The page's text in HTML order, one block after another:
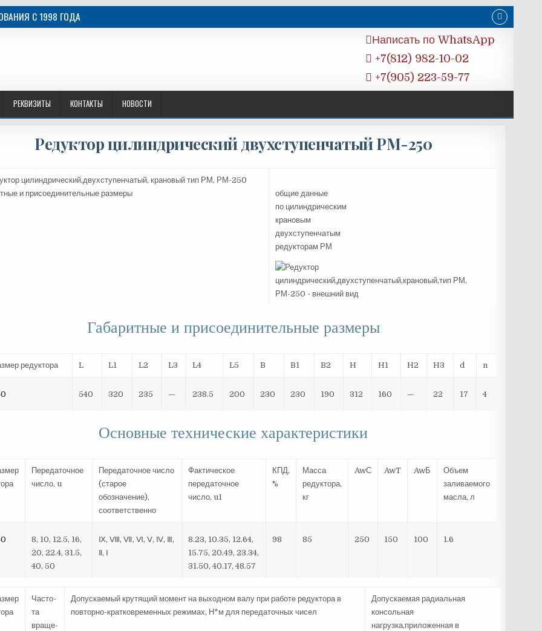
C 1998 ГОДА
Написать по WhatsApp
+7(812) 982-10-02
+7(905) 223-59-77
РЕКВИЗИТЫ КОНТАКТЫ НОВОСТИ
Редуктор цилиндрический двухступенчатый РМ-250
общие данные
по цилиндрическим
крановым
двухступенчатым
редукторам РМ
Габаритные и присоединительные размеры
редуктора L L1 L2 L3 L4 L5 B B1 B2 H H1 H2 H3 d n
540 320 235 — 238.5 200 230 230 190 312 160 — 22 17 4
Основные технические характеристики
Передаточное
число, u
Передаточное число
(старое
обозначение),
соответственно
Фактическое
передаточное
число, u1
КПД,
%
Масса
редуктора,
кг
AwС AwT AwБ
Объем
заливаемого
масла, л
8, 10, 12.5, 16,
20, 22.4, 31.5,
40, 50
Ⅸ, Ⅷ, Ⅶ, Ⅵ, Ⅴ, Ⅳ, Ⅲ,
Ⅱ, Ⅰ
8.23, 10.35, 12.64,
15.75, 20.49, 23.34,
31.50, 40.17, 48.57
98 85 250 150 100 1.6
Часто-
та
враще-
Допускаемый крутящий момент на выходном валу при работе редуктора в
повторно-кратковременных режимах, Н*м для передаточных чисел
Допускаемая радиальная
консольная
нагрузка,приложенная в